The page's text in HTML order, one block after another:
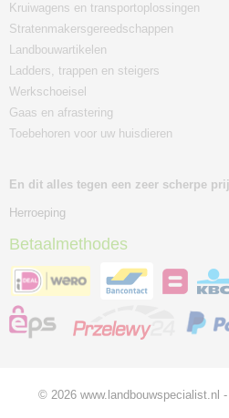
Kruiwagens en transportoplossingen
Stratenmakersgereedschappen
Landbouwartikelen
Ladders, trappen en steigers
Werkschoeisel
Gaas en afrastering
Toebehoren voor uw huisdieren
En dit alles tegen een zeer scherpe
Herroeping
Betaalmethodes
© 2026 www.landbouwspecialist.nl